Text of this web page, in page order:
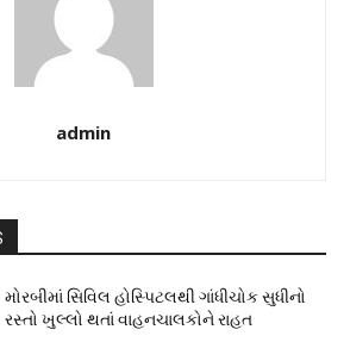
admin
મોરબીમાં સિવિલ હોસ્પિટલથી ગાંધીચોક સુધીનો
રસ્તો ખુલ્લો થતાં વાહનચાલકોને રાહત